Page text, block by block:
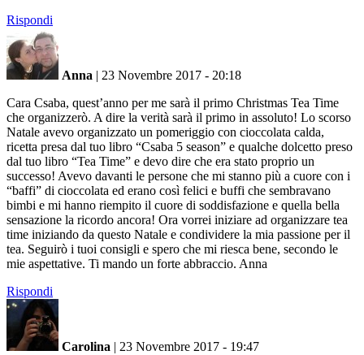
Rispondi
Anna | 23 Novembre 2017 - 20:18
Cara Csaba, quest’anno per me sarà il primo Christmas Tea Time
che organizzerò. A dire la verità sarà il primo in assoluto! Lo scorso
Natale avevo organizzato un pomeriggio con cioccolata calda,
ricetta presa dal tuo libro “Csaba 5 season” e qualche dolcetto preso
dal tuo libro “Tea Time” e devo dire che era stato proprio un
successo! Avevo davanti le persone che mi stanno più a cuore con i
“baffi” di cioccolata ed erano così felici e buffi che sembravano
bimbi e mi hanno riempito il cuore di soddisfazione e quella bella
sensazione la ricordo ancora! Ora vorrei iniziare ad organizzare tea
time iniziando da questo Natale e condividere la mia passione per il
tea. Seguirò i tuoi consigli e spero che mi riesca bene, secondo le
mie aspettative. Ti mando un forte abbraccio. Anna
Rispondi
Carolina | 23 Novembre 2017 - 19:47